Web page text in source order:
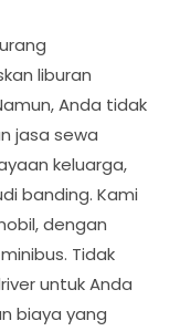
liburan
Anda tidak
jasa sewa
keluarga,
banding. Kami
dengan
Tidak
untuk Anda
biaya yang